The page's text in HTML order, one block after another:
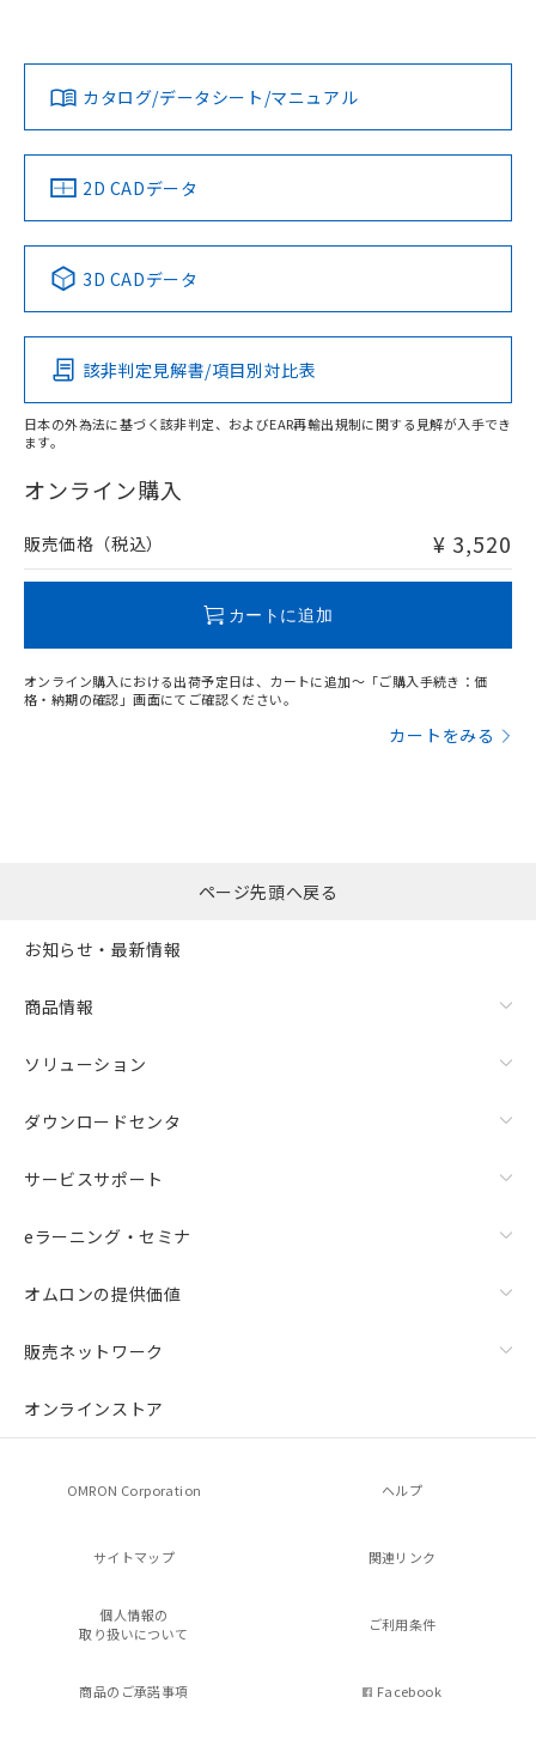
ダウンロードデータをご利用いただく前に、以下を必ずお読
みください。
ソフトウェアの使用条件
対応済み
中国 RoHS 注意事項・凡例
Pb Hg Cd Cr(VI)
O
在庫等で未対応品が混在する可能性があります。
問い合わせください。
カタログ/データシート/マニュアル
2D CADデータ
3D CADデータ
該非判定見解書/項目別対比表
日本の外為法に基づく該非判定、およびEAR再輸出規制に関する見解が入手でき
ます。
オンライン購入
販売価格（税込） ¥ 3,520
カートに追加
オンライン購入における出荷予定日は、カートに追加～「ご購入手続き：価
格・納期の確認」画面にてご確認ください。
カートをみる
ページ先頭へ戻る
お知らせ・最新情報
商品情報
ソリューション
ダウンロードセンタ
サービスサポート
eラーニング・セミナ
オムロンの提供価値
販売ネットワーク
オンラインストア
OMRON Corporation ヘルプ
サイトマップ 関連リンク
個人情報の
取り扱いについて
ご利用条件
商品のご承諾事項 Facebook